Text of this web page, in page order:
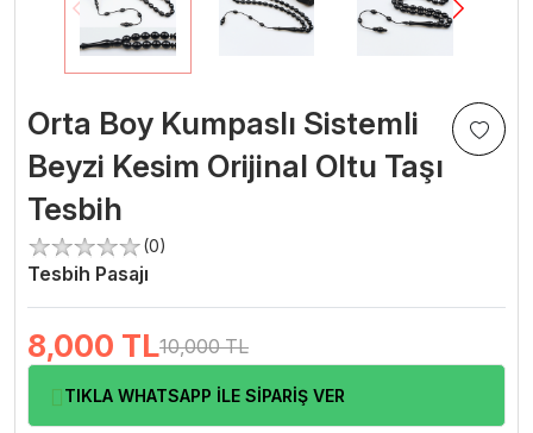
Orta Boy Kumpaslı Sistemli
Beyzi Kesim Orijinal Oltu Taşı
Tesbih
(0)
Tesbih Pasajı
8,000 TL10,000 TL
TIKLA WHATSAPP İLE SİPARİŞ VER